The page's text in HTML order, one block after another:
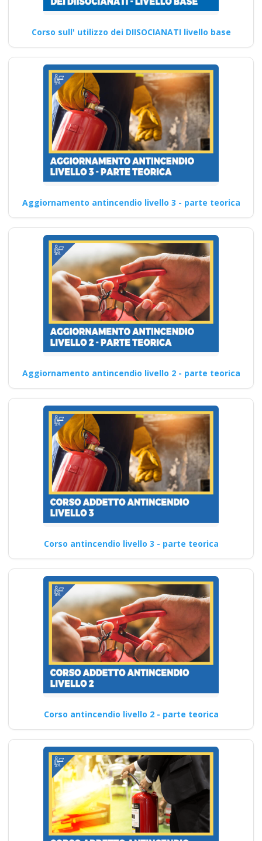
Corso sull' utilizzo dei DIISOCIANATI livello base
Aggiornamento antincendio livello 3 - parte teorica
Aggiornamento antincendio livello 2 - parte teorica
Corso antincendio livello 3 - parte teorica
Corso antincendio livello 2 - parte teorica